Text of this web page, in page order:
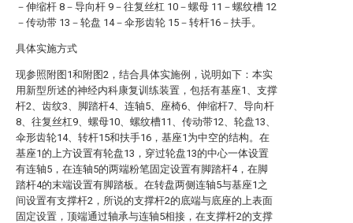
－伸缩杆 8－导向杆 9－往复丝杠 10－螺母 11－螺纹槽 12
－传动带 13－轮盘 14－伞形齿轮 15－转杆16－扶手。
具体实施方式
现参照附图1和附图2，结合具体实施例，说明如下：本实
用新型所述的神经内科康复训练装置，包括有基座1、支撑
杆2、齿纹3、脚踏杆4、连轴5、座椅6、伸缩杆7、导向杆
8、往复丝杠9、螺母10、螺纹槽11、传动带12、轮盘13、
伞形齿轮14、转杆15和扶手16，基座1为中空的结构。在
基座1的上方设置有轮盘13，穿过轮盘13的中心一体设置
有连轴5，在连轴5的两端粉笔固定设置有脚踏杆4，在脚
踏杆4的末端设置有脚踏板。在转盘两侧连轴5与基座1之
间设置有支撑杆2，所说的支撑杆2的底端与底座的上表面
固定设置，顶端通过轴承与连轴5相接，在支撑杆2的支撑